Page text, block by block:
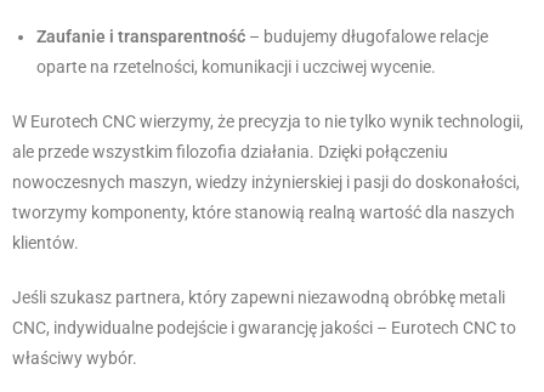
Zaufanie i transparentność – budujemy długofalowe relacje
oparte na rzetelności, komunikacji i uczciwej wycenie.
W Eurotech CNC wierzymy, że precyzja to nie tylko wynik technologii,
ale przede wszystkim filozofia działania. Dzięki połączeniu
nowoczesnych maszyn, wiedzy inżynierskiej i pasji do doskonałości,
tworzymy komponenty, które stanowią realną wartość dla naszych
klientów.
Jeśli szukasz partnera, który zapewni niezawodną obróbkę metali
CNC, indywidualne podejście i gwarancję jakości – Eurotech CNC to
właściwy wybór.